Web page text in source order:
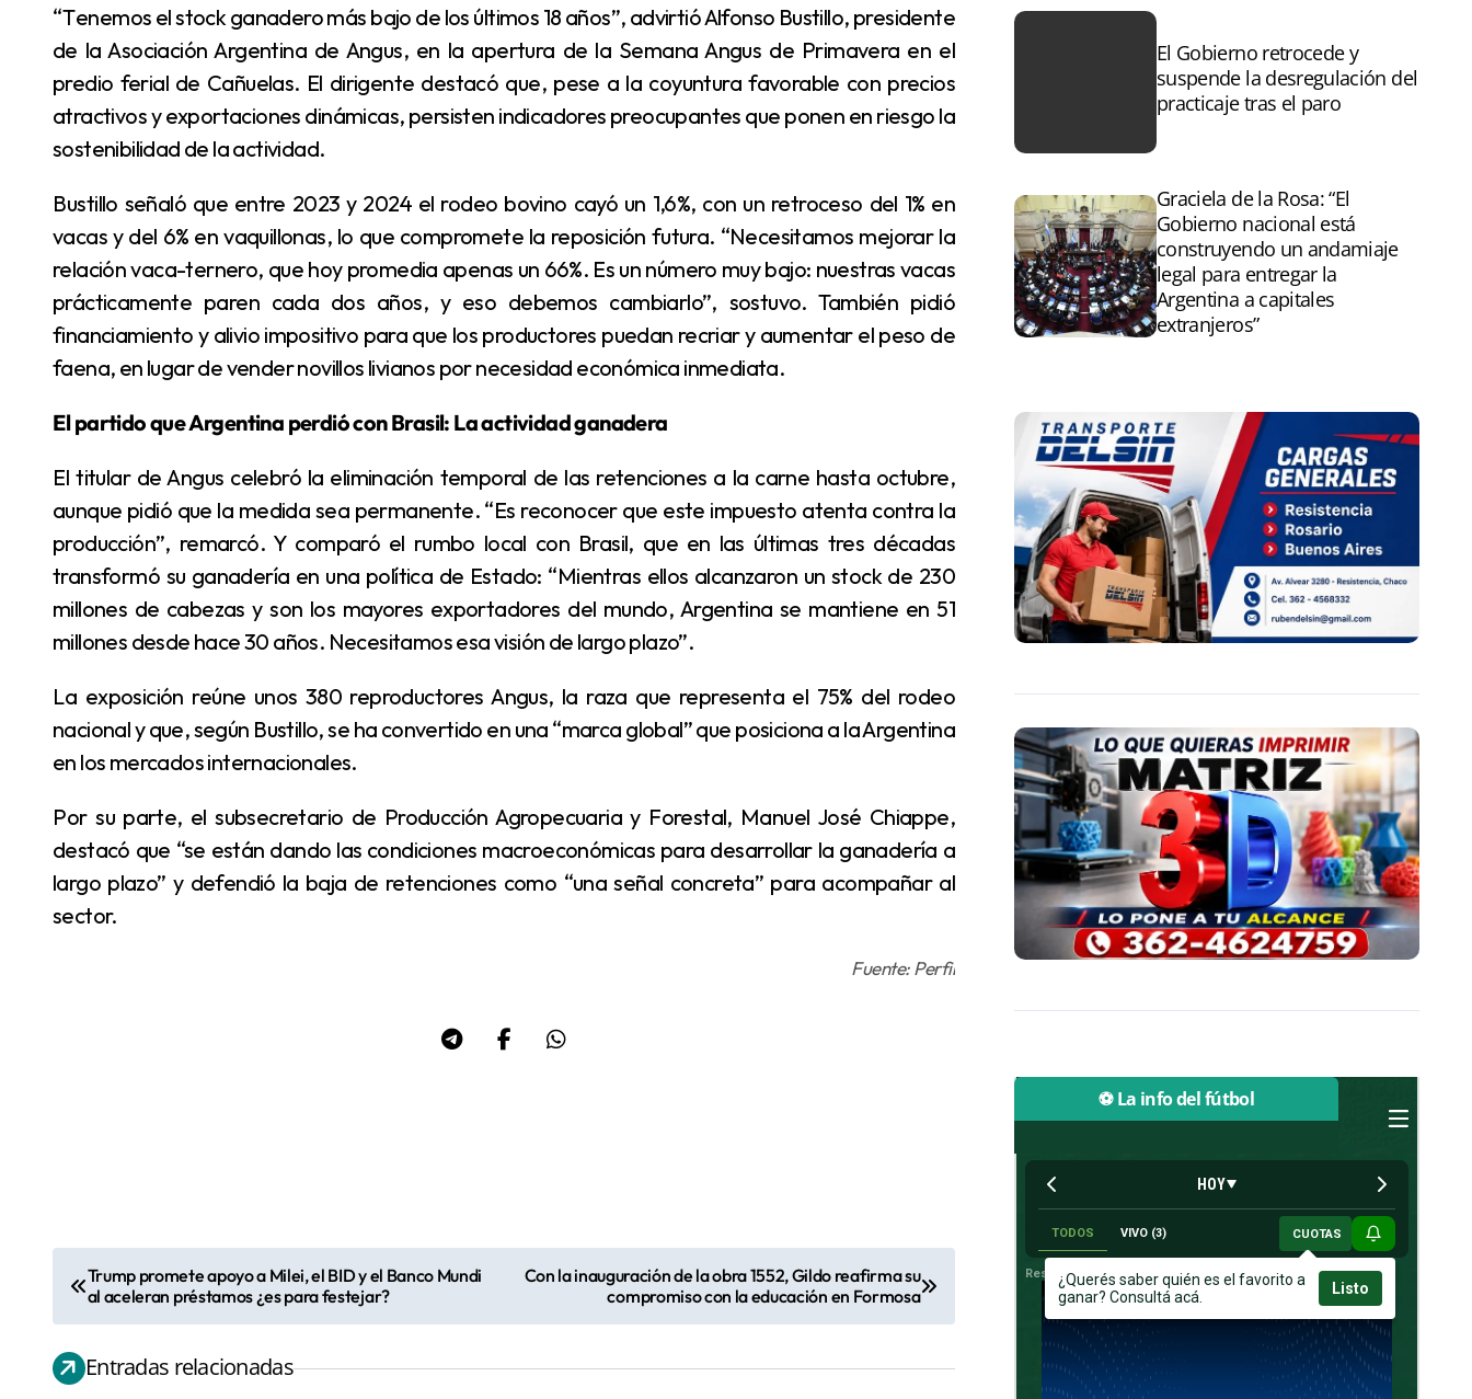
“Tenemos el stock ganadero más bajo de los últimos 18 años”, advirtió Alfonso Bustillo, presidente
de la Asociación Argentina de Angus, en la apertura de la Semana Angus de Primavera en el
predio ferial de Cañuelas. El dirigente destacó que, pese a la coyuntura favorable con precios
atractivos y exportaciones dinámicas, persisten indicadores preocupantes que ponen en riesgo la
sostenibilidad de la actividad.
Bustillo señaló que entre 2023 y 2024 el rodeo bovino cayó un 1,6%, con un retroceso del 1% en
vacas y del 6% en vaquillonas, lo que compromete la reposición futura. “Necesitamos mejorar la
relación vaca-ternero, que hoy promedia apenas un 66%. Es un número muy bajo: nuestras vacas
prácticamente paren cada dos años, y eso debemos cambiarlo”, sostuvo. También pidió
financiamiento y alivio impositivo para que los productores puedan recriar y aumentar el peso de
faena, en lugar de vender novillos livianos por necesidad económica inmediata.
El partido que Argentina perdió con Brasil: La actividad ganadera
El titular de Angus celebró la eliminación temporal de las retenciones a la carne hasta octubre,
aunque pidió que la medida sea permanente. “Es reconocer que este impuesto atenta contra la
producción”, remarcó. Y comparó el rumbo local con Brasil, que en las últimas tres décadas
transformó su ganadería en una política de Estado: “Mientras ellos alcanzaron un stock de 230
millones de cabezas y son los mayores exportadores del mundo, Argentina se mantiene en 51
millones desde hace 30 años. Necesitamos esa visión de largo plazo”.
La exposición reúne unos 380 reproductores Angus, la raza que representa el 75% del rodeo
nacional y que, según Bustillo, se ha convertido en una “marca global” que posiciona a la Argentina
en los mercados internacionales.
Por su parte, el subsecretario de Producción Agropecuaria y Forestal, Manuel José Chiappe,
destacó que “se están dando las condiciones macroeconómicas para desarrollar la ganadería a
largo plazo” y defendió la baja de retenciones como “una señal concreta” para acompañar al
sector.
Fuente: Perfil
a
v
e
Trump promete apoyo a Milei, el BID y el Banco Mundi
al aceleran préstamos ¿es para festejar?
Con la inauguración de la obra 1552, Gildo reafirma su
compromiso con la educación en Formosa
Entradas relacionadas
El Gobierno retrocede y
suspende la desregulación del
practicaje tras el paro
Graciela de la Rosa: “El
Gobierno nacional está
construyendo un andamiaje
legal para entregar la
Argentina a capitales
extranjeros”
⚽ La info del fútbol